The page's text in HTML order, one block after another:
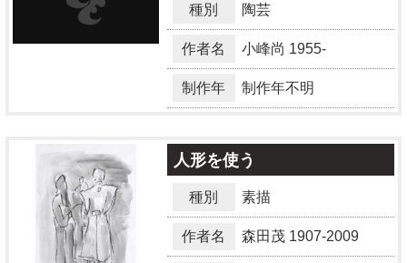
種別 陶芸
作者名 小峰尚 1955-
制作年 制作年不明
人形を使う
種別 素描
作者名 森田茂 1907-2009